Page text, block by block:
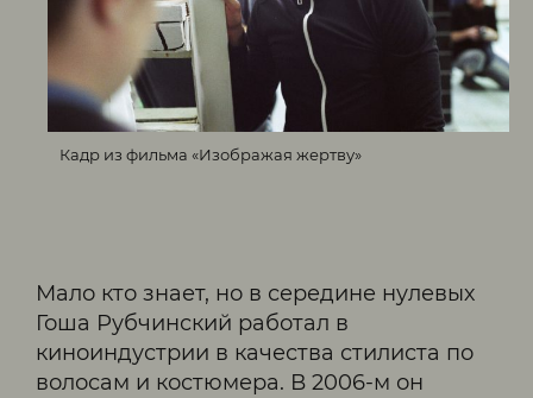
Кадр из фильма «Изображая жертву»
Мало кто знает, но в середине нулевых
Гоша Рубчинский работал в
киноиндустрии в качества стилиста по
волосам и костюмера. В 2006-м он